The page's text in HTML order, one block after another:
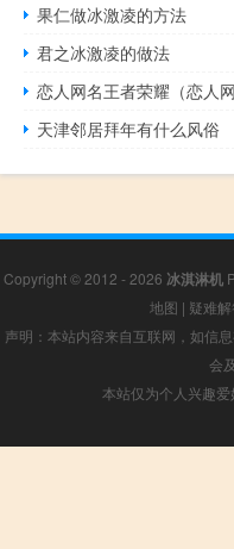
果仁做冰激凌的方法
君之冰激凌的做法
恋人网名王者荣耀（恋人网
天津邻居拜年有什么风俗
Copyright © 2012 - 2026 冰淇淋机
地图 | 疑难
声明：本站内容来自互联网，如信
会
本站仅为个人兴趣